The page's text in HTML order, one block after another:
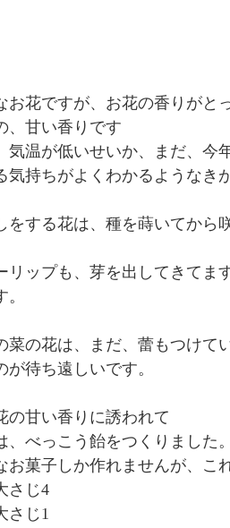
お花ですが、お花の香りがと
、甘い香りです
気温が低いせいか、まだ、今
気持ちがよくわかるようなき
をする花は、種を蒔いてから
リップも、芽を出してきてま
菜の花は、まだ、蕾もつけて
が待ち遠しいです。
の甘い香りに誘われて
、べっこう飴をつくりました。
お菓子しか作れませんが、こ
さじ4
さじ1